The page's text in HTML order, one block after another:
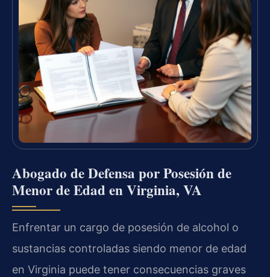
Abogado de Defensa por Posesión de
Menor de Edad en Virginia, VA
Enfrentar un cargo de posesión de alcohol o
sustancias controladas siendo menor de edad
en Virginia puede tener consecuencias graves